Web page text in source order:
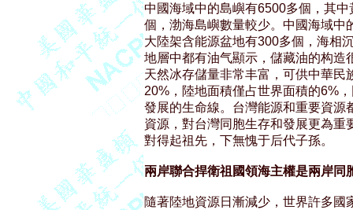
中國海域中的島嶼有6500多個，其
個，渤海島嶼數量較少。中國海域中
大陸架含能源盆地有300多個，海相
地層中都有油气顯示，儲藏油的构造
天然冰存儲量非常丰富，可供中華
20%，陸地面積僅占世界面積的6%
發展的生命線。台灣能源和重要資源
資源，對台灣同胞生存和發展更為
對得起祖先，下無愧于后代子孫。
兩岸聯合捍衛祖國領海主權是兩岸同
隨著陸地資源日漸減少，世界許多